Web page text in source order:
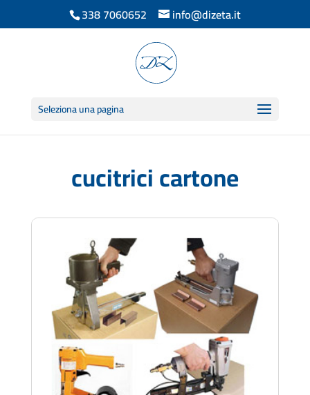
338 7060652 info@dizeta.it
Seleziona una pagina
cucitrici cartone